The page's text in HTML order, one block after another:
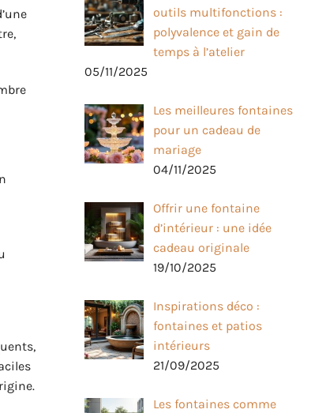
outils multifonctions :
polyvalence et gain de
temps à l’atelier
05/11/2025
Les meilleures fontaines
pour un cadeau de
mariage
04/11/2025
Offrir une fontaine
d’intérieur : une idée
cadeau originale
19/10/2025
Inspirations déco :
fontaines et patios
intérieurs
21/09/2025
Les fontaines comme